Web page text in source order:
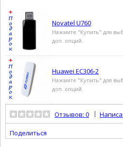
Novatel U760
Нажмите "Купить" для
доп. опций.
Huawei EC306-2
Нажмите "Купить" для
доп. опций.
Отзывов: 0 |
Поделиться